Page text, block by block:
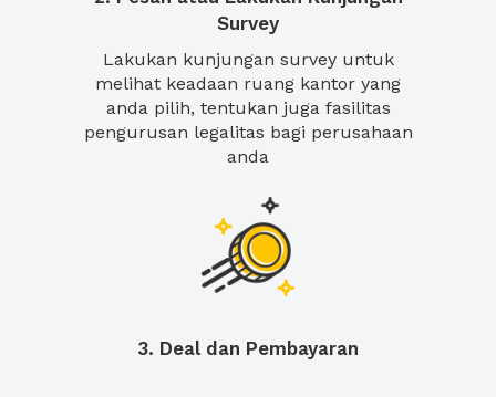
Survey
Lakukan kunjungan survey untuk
melihat keadaan ruang kantor yang
anda pilih, tentukan juga fasilitas
pengurusan legalitas bagi perusahaan
anda
3. Deal dan Pembayaran